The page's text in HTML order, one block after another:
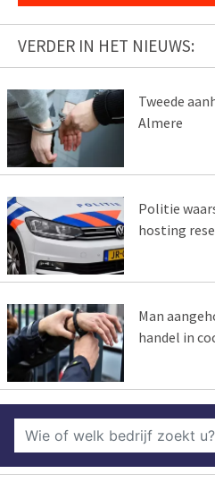
VERDER IN HET NIEUWS:
Tweede
Almere
Politie
hosting
Man
handel in